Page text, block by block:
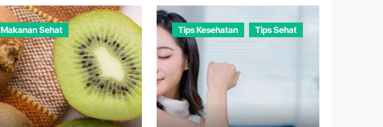
Makanan Sehat Tips Kesehatan Tips Sehat